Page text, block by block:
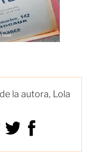
la autora, Lola